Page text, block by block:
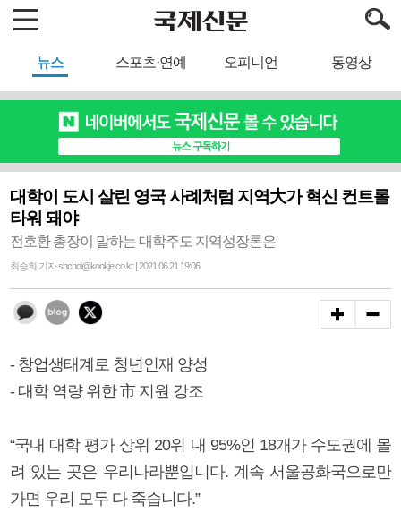
뉴스 스포츠·연예 오피니언 동영상
대학이 도시 살린 영국 사례처럼 지역大가 혁신 컨트롤
타워 돼야
전호환 총장이 말하는 대학주도 지역성장론은
최승희 기자 shchoi@kookje.co.kr | 2021.06.21 19:06
- 창업생태계로 청년인재 양성
- 대학 역량 위한 市 지원 강조
“국내 대학 평가 상위 20위 내 95%인 18개가 수도권에 몰
려 있는 곳은 우리나라뿐입니다. 계속 서울공화국으로만
가면 우리 모두 다 죽습니다.”